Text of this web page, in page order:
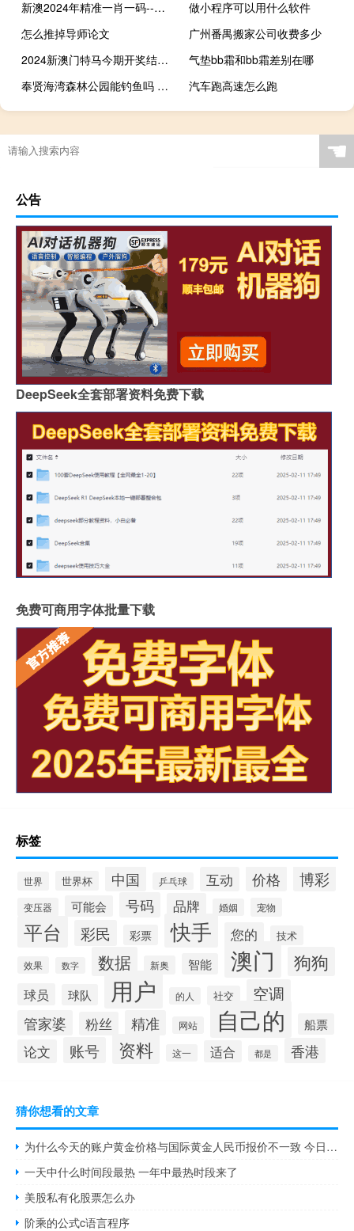
新澳2024年精准一肖一码--精彩对决解析--V57.86.51
做小程序可以用什么软件
怎么推掉导师论文
广州番禺搬家公司收费多少
2024新澳门特马今期开奖结果查询：钱多多软件下载-通过大数据解释落实-2877.3D.A795
气垫bb霜和bb霜差别在哪
奉贤海湾森林公园能钓鱼吗 奉贤海湾国家森林公园
汽车跑高速怎么跑
☚
公告
DeepSeek全套部署资料免费下载
免费可商用字体批量下载
标签
世界 世界杯 中国 乒乓球 互动 价格 博彩
变压器 可能会 号码 品牌 婚姻 宠物
平台 彩民 彩票 快手 您的 技术
效果 数字 数据 新奥 智能 澳门 狗狗
球员 球队 用户 的人 社交 空调
管家婆 粉丝 精准 网站 自己的 船票
论文 账号 资料 这一 适合 都是 香港
猜你想看的文章
为什么今天的账户黄金价格与国际黄金人民币报价不一致 今日最新的黄金价格
一天中什么时间段最热 一年中最热时段来了
美股私有化股票怎么办
阶乘的公式c语言程序